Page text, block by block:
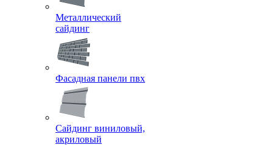
Металлический
сайдинг
Фасадная панели пвх
Сайдинг виниловый,
акриловый